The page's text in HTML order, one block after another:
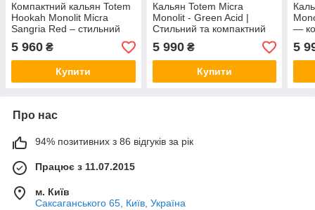
Компактний кальян Totem
Hookah Monolit Micra
Sangria Red – стильний
міні-кальян преміум-класу
з дифузором
5 960 ₴
Купити
Кальян Totem Micra
Monolit - Green Acid |
Стильний та компактний
вибір
5 990₴
Купити
—
5
Про нас
94% позитивних з 86 відгуків за рік
Працює з 11.07.2015
м. Київ
Саксаганського 65, Київ, Україна